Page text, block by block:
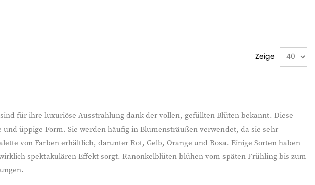
Zeige
für ihre luxuriöse Ausstrahlung dank der vollen, gefüllten Blüten bekannt. Diese
üppige Form. Sie werden häufig in Blumensträußen verwendet, da sie sehr
von Farben erhältlich, darunter Rot, Gelb, Orange und Rosa. Einige Sorten haben
spektakulären Effekt sorgt. Ranonkelblüten blühen vom späten Frühling bis zum